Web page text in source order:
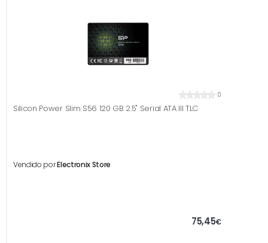
0
Silicon Power Slim S56 120 GB 2.5" Serial ATA III TLC
Vendido porElectronix Store
75,45€